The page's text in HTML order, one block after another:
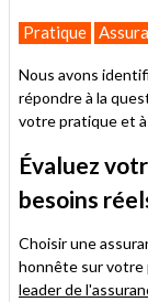
Pratique
Nous avons
répondre à la
votre pratique et
Évaluez
besoins
Choisir une
honnête sur votre
leader de